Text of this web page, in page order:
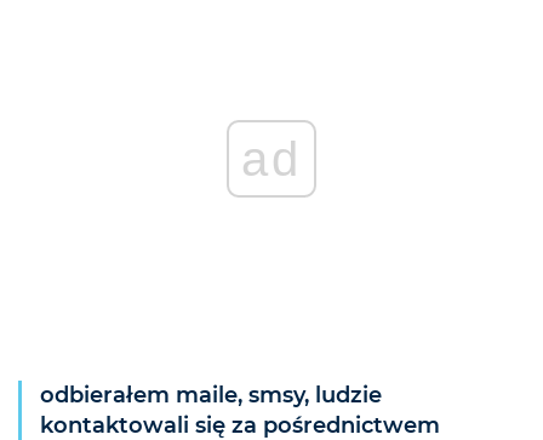
ad
odbierałem maile, smsy, ludzie
kontaktowali się za pośrednictwem